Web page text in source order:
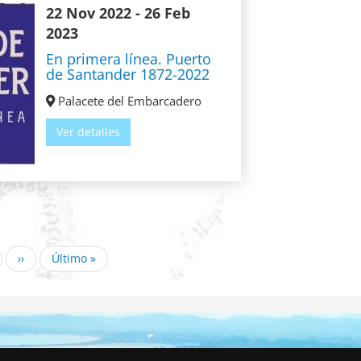
22 Nov 2022 - 26 Feb
2023
En primera línea. Puerto
de Santander 1872-2022
Palacete del Embarcadero
Ver detalles
Siguiente
página
››
Última
página
Último »